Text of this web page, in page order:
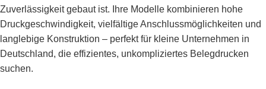
Zuverlässigkeit gebaut ist. Ihre Modelle kombinieren hohe
Druckgeschwindigkeit, vielfältige Anschlussmöglichkeiten und
langlebige Konstruktion – perfekt für kleine Unternehmen in
Deutschland, die effizientes, unkompliziertes Belegdrucken
suchen.